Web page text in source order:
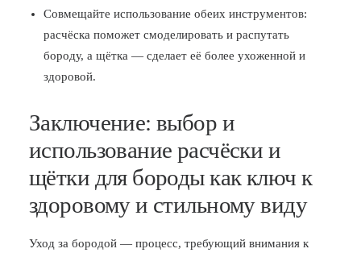
Совмещайте использование обеих инструментов:
расчёска поможет смоделировать и распутать
бороду, а щётка — сделает её более ухоженной и
здоровой.
Заключение: выбор и
использование расчёски и
щётки для бороды как ключ к
здоровому и стильному виду
Уход за бородой — процесс, требующий внимания к